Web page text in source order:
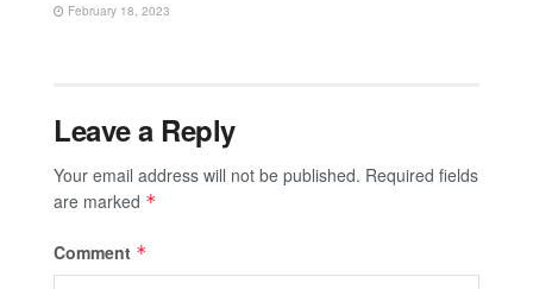
February 18, 2023
Leave a Reply
Your email address will not be published. Required fields
are marked *
Comment *